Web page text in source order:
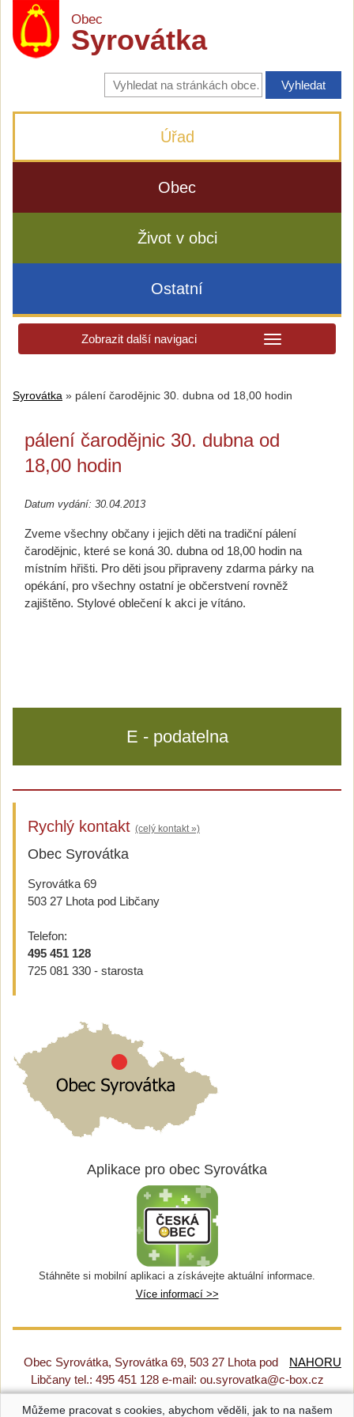
Obec
Syrovátka
Vyhledávání
na
stránkách
Úřad
Obec
Život v obci
Ostatní
Zobrazit další navigaci
Syrovátka » pálení čarodějnic 30. dubna od 18,00 hodin
pálení čarodějnic 30. dubna od
18,00 hodin
Datum vydání: 30.04.2013
Zveme všechny občany i jejich děti na tradiční pálení
čarodějnic, které se koná 30. dubna od 18,00 hodin na
místním hřišti. Pro děti jsou připraveny zdarma párky na
opékání, pro všechny ostatní je občerstvení rovněž
zajištěno. Stylové oblečení k akci je vítáno.
E - podatelna
Rychlý kontakt (celý kontakt »)
Obec Syrovátka
Syrovátka 69
503 27 Lhota pod Libčany
Telefon:
495 451 128
725 081 330 - starosta
Aplikace pro obec Syrovátka
Stáhněte si mobilní aplikaci a získávejte aktuální informace.
Více informací >>
NAHORU
Obec Syrovátka, Syrovátka 69, 503 27 Lhota pod
Libčany tel.: 495 451 128 e-mail: ou.syrovatka@c-box.cz
Prohlášení o přístupnosti|Původní web|Nastavení cookies
Můžeme pracovat s cookies, abychom věděli, jak to na našem